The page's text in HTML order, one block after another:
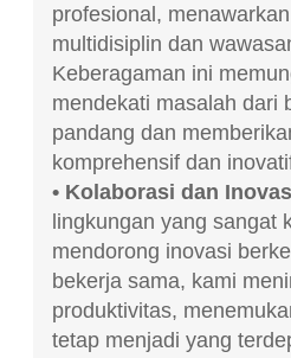
profesional,
multidisiplin dan
Keberagaman ini
mendekati masalah dari
pandang dan
komprehensif dan
• Kolaborasi dan
lingkungan yang sangat
mendorong inovasi
bekerja sama, kami
produktivitas,
tetap menjadi yang